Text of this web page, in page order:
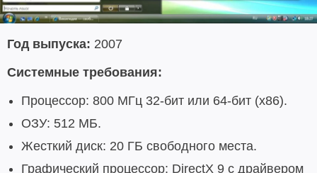
Год выпуска: 2007
Системные требования:
Процессор: 800 МГц 32-бит или 64-бит (x86).
ОЗУ: 512 МБ.
Жесткий диск: 20 ГБ свободного места.
Графический процессор: DirectX 9 с драйвером